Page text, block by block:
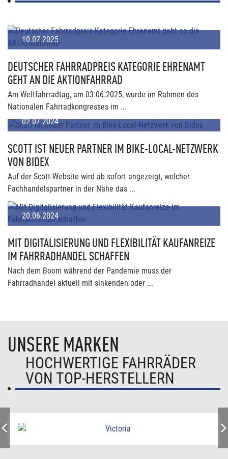
10.07.2025
DEUTSCHER FAHRRADPREIS KATEGORIE EHRENAMT
GEHT AN DIE AKTIONFAHRRAD
Am Weltfahrradtag, am 03.06.2025, wurde im Rahmen des
Nationalen Fahrradkongresses im ...
02.07.2024
SCOTT IST NEUER PARTNER IM BIKE-LOCAL-NETZWERK
VON BIDEX
Auf der Scott-Website wird ab sofort angezeigt, welcher
Fachhandelspartner in der Nähe das ...
20.06.2024
MIT DIGITALISIERUNG UND FLEXIBILITÄT KAUFANREIZE
IM FAHRRADHANDEL SCHAFFEN
Nach dem Boom während der Pandemie muss der
Fahrradhandel aktuell mit sinkenden oder ...
UNSERE MARKEN
HOCHWERTIGE FAHRRÄDER
VON TOP-HERSTELLERN